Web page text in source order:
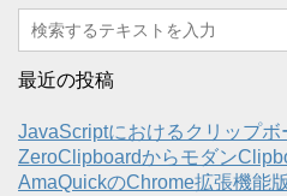
最近の投稿
JavaScriptにおけるクリップボ
ZeroClipboardからモダン
AmaQuickのChrome拡張機能